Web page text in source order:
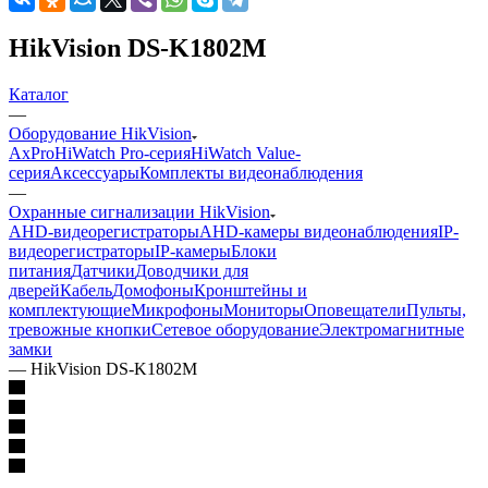
HikVision DS-K1802M
Каталог
—
Оборудование HikVision
AxProHiWatch Pro-серияHiWatch Value-
серияАксессуарыКомплекты видеонаблюдения
—
Охранные сигнализации HikVision
AHD-видеорегистраторыAHD-камеры видеонаблюденияIP-
видеорегистраторыIP-камерыБлоки
питанияДатчикиДоводчики для
дверейКабельДомофоныКронштейны и
комплектующиеМикрофоныМониторыОповещателиПульты,
тревожные кнопкиСетевое оборудованиеЭлектромагнитные
замки
— HikVision DS-K1802M